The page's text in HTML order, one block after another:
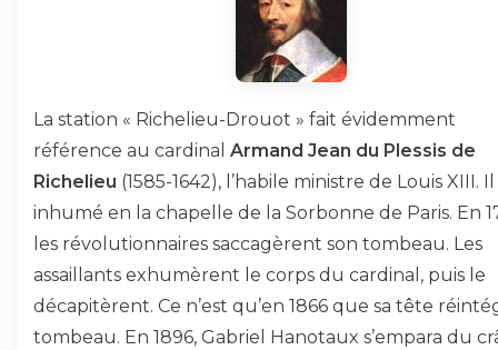
La station « Richelieu-Drouot » fait évidemment
référence au cardinal Armand Jean du Plessis de
Richelieu (1585-1642), l’habile ministre de Louis XIII.
inhumé en la chapelle de la Sorbonne de Paris. En
les révolutionnaires saccagèrent son tombeau. Les
assaillants exhumèrent le corps du cardinal, puis le
décapitèrent. Ce n’est qu’en 1866 que sa tête
tombeau. En 1896, Gabriel Hanotaux s’empara du